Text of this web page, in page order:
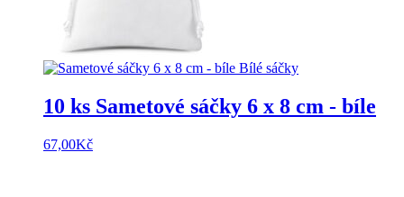
10 ks Sametové sáčky 6 x 8 cm - bíle
67,00Kč